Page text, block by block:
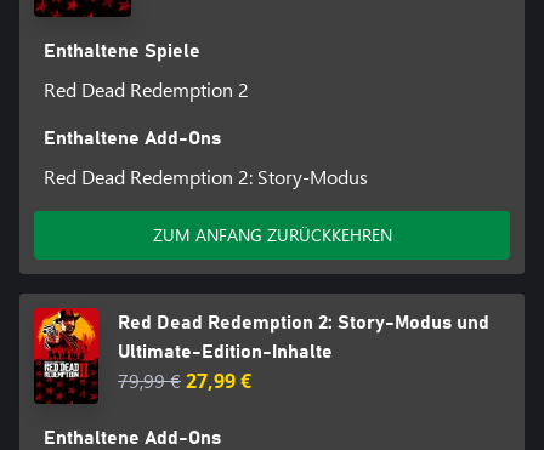
Umgehen des Kopierschutzes sind strengstens untersagt.
Rockstar Games, Inc. ©2005–2018. Rockstar Games, Red Dead
Redemption und R* sind Marken/Logos/Warenzeichen von Take-
Two Interactive. Alle anderen Marken oder Warenzeichen sind
Eigentum der jeweiligen Inhaber. Alle Rechte vorbehalten.
Enthaltene Spiele
Red Dead Redemption 2
Enthaltene Add-Ons
Red Dead Redemption 2: Story-Modus
ZUM ANFANG ZURÜCKKEHREN
Red Dead Redemption 2: Story-Modus und
Ultimate-Edition-Inhalte
79,99 €27,99 €
Enthaltene Add-Ons